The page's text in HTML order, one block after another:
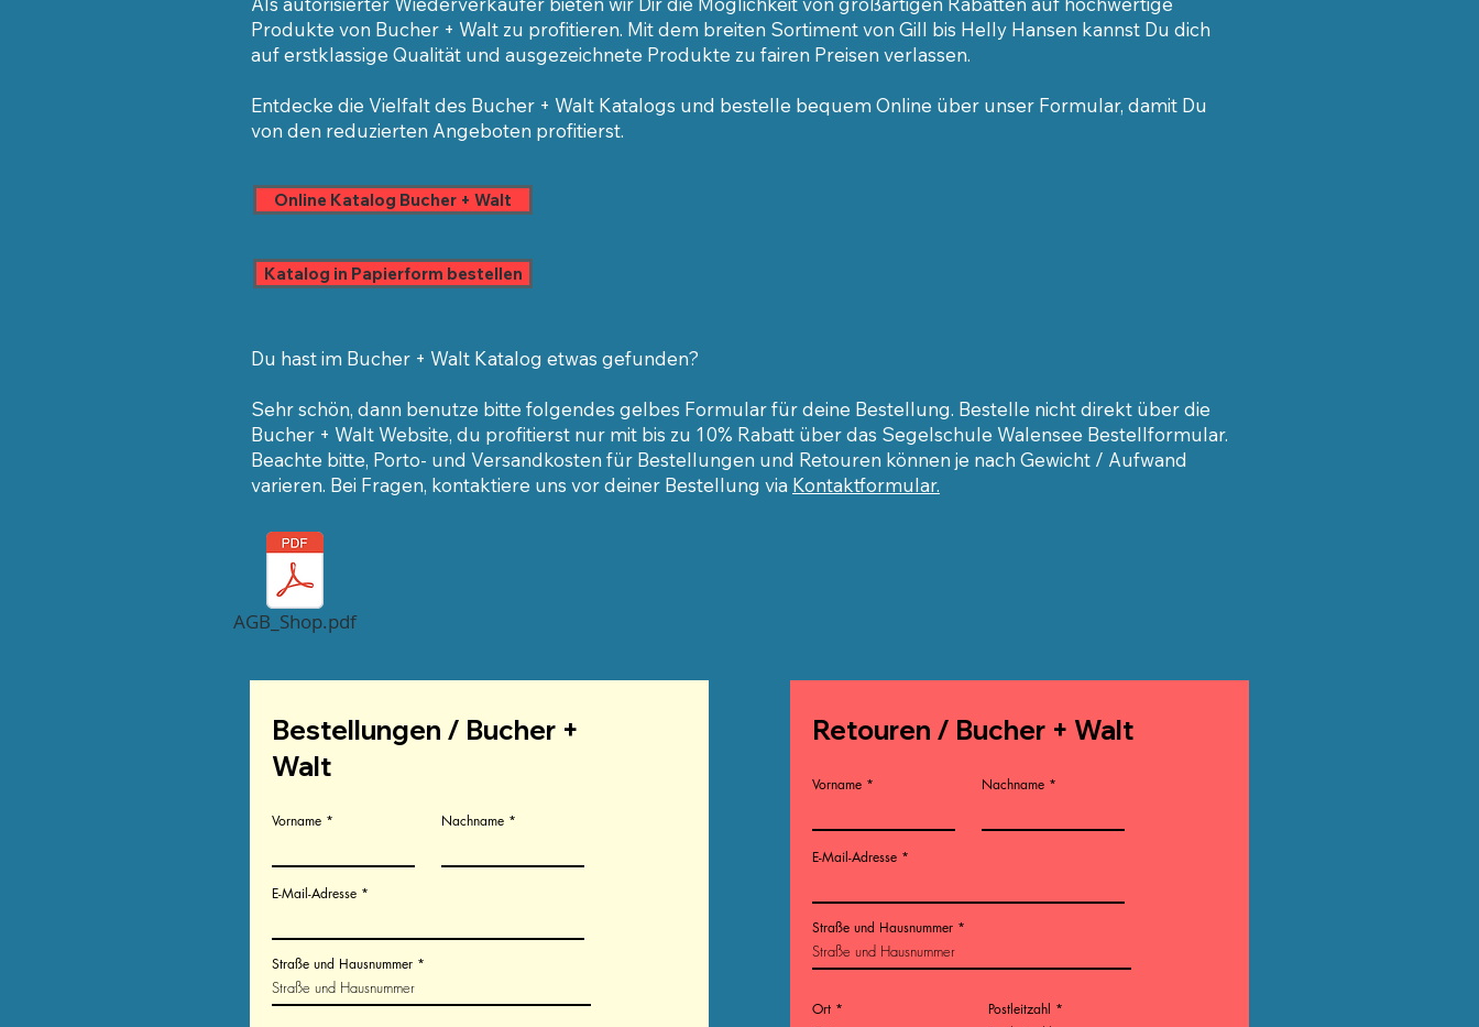
Produkte von Bucher + Walt zu profitieren. Mit dem breiten Sortimentvon Gill bis Helly Hansen kannst Du dich
auf erstklassige Qualität und ausgezeichnete Produkte zu fairen Preisen verlassen.
Entdecke die Vielfalt des Bucher + Walt Katalogs und bestelle bequem Online über unser Formular, damit Du
von den reduzierten Angeboten profitierst.
Online Katalog Bucher + Walt
Katalog in Papierform bestellen
Du hast im Bucher + Walt Katalog etwas gefunden?
Sehr schön, dann benutze bitte folgendes gelbes Formular für deine Bestellung. Bestelle nicht direkt über die
Bucher + Walt Website, du profitierst nur mit bis zu 10% Rabatt über das Segelschule Walensee Bestellformular.
Beachte bitte, Porto- und Versandkosten für Bestellungen und Retouren können je nach Gewicht / Aufwand
varieren. Bei Fragen, kontaktiere uns vor deiner Bestellung via Kontaktformular.
AGB_Shop.pdf
Bestellungen / Bucher +
Walt
Vorname Nachname
E-Mail-Adresse
Straße und Hausnummer
Retouren / Bucher + Walt
Vorname Nachname
E-Mail-Adresse
Straße und Hausnummer
Ort Postleitzahl